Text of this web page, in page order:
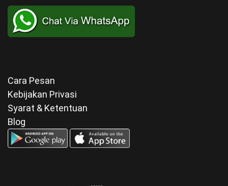
Cara Pesan
Kebijakan Privasi
Syarat & Ketentuan
Blog